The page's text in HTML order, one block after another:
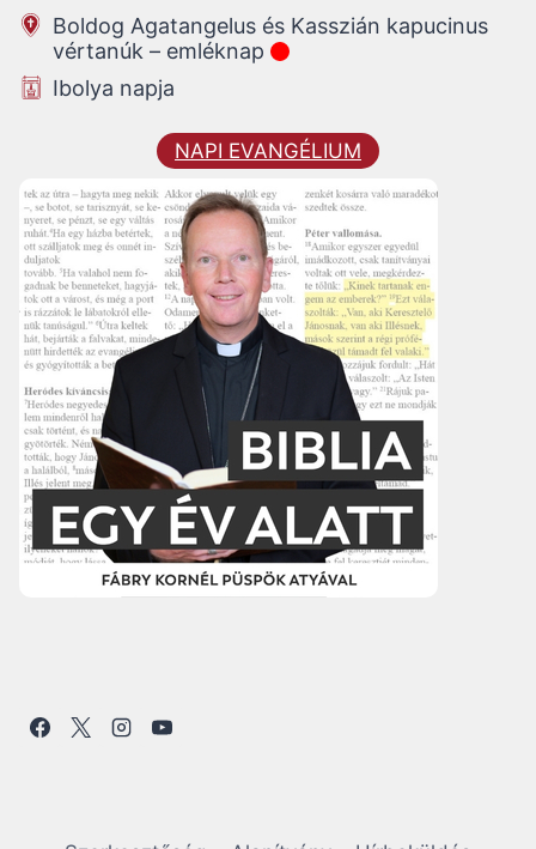
Boldog Agatangelus és Kasszián kapucinus
vértanúk – emléknap
Ibolya napja
NAPI EVANGÉLIUM